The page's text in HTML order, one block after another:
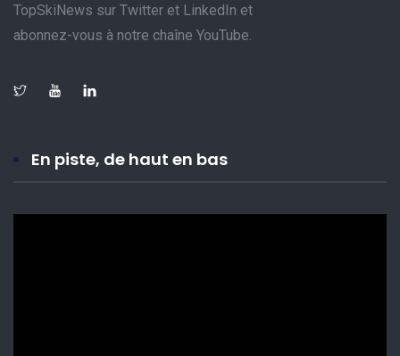
TopSkiNews sur Twitter et LinkedIn et
abonnez-vous à notre chaîne YouTube.
En piste, de haut en bas